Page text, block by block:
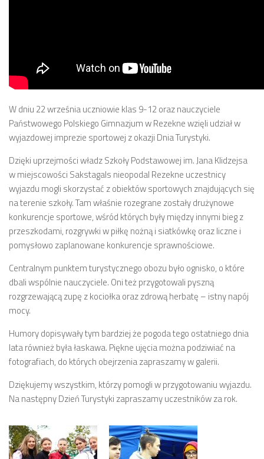
W dniu 22 września uczniowie klas 9-12 oraz nauczyciele
Państwowego Polskiego Gimnazjum w Rezekne wzięli udział w
wyjazdowej imprezie sportowej z okazji Dnia Turystyki.
Dzięki uprzejmości władz Szkoły Podstawowej im. Jana Klidzejsa
w miejscowości Sakstagals nieopodal Rezekne uczestnicy
wyjazdu mogli skorzystać z obiektów sportowych znajdujących się
na terenie szkoły. Tam właśnie rozegrane zostały drużynowe
konkurencje sportowe, wśród których były między innymi bieg z
przeszkodami, rozgrywki w piłkę nożną i siatkówkę oraz liczne i
pomysłowo zaplanowane konkurencje sprawnościowe.
Centralnym punktem turystycznego obozu było ognisko, o które
dbali wspólnie nauczyciele. Oni też przygotowali pyszną
rozgrzewającą zupę z kociołka oraz zdrową herbatę – istny napój
mocy.
Humory dopisywały tym bardziej że pogoda tego ostatniego dnia
lata również była łaskawa. Piękne ujęcia można podziwiać na
fotografiach, do których obejrzenia zapraszamy w galerii.
Dziękujemy wszystkim, którzy pomogli w przygotowaniu wyjazdu.
Na następny Dzień Turystyki zapraszamy uczestników za rok.